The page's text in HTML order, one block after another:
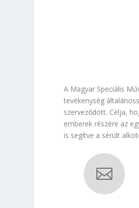
A Magyar Speciális
tevékenység
szerveződött. Célja,
emberek részére az
is segítve a sérült
